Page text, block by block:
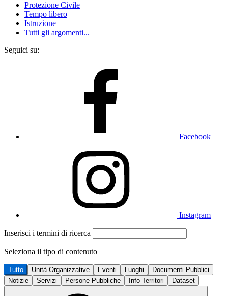
Protezione Civile
Tempo libero
Istruzione
Tutti gli argomenti...
Seguici su:
Facebook
Instagram
Inserisci i termini di ricerca
Seleziona il tipo di contenuto
Tutto Unità Organizzative Eventi Luoghi
Documenti Pubblici
Notizie
Servizi Persone Pubbliche Info Territori Dataset